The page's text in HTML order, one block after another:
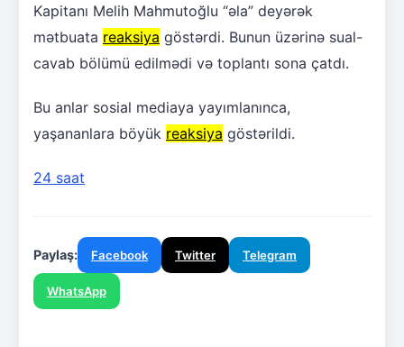
Kapitanı Melih Mahmutoğlu “əla” deyərək
mətbuata reaksiya göstərdi. Bunun üzərinə sual-
cavab bölümü edilmədi və toplantı sona çatdı.
Bu anlar sosial mediaya yayımlanınca,
yaşananlara böyük reaksiya göstərildi.
24 saat
Paylaş: Facebook Twitter Telegram
WhatsApp